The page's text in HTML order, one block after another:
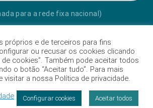
para a rede fixa nacional)
e de Cookies
de utilização
Hospitalares
próprios e de terceiros para fins
ou recusar os cookies clicando
de cookies”. Também pode aceitar todos
o botão “Aceitar tudo”. Para mais
visitar a nossa Política de privacidade.
Configurar cookies Aceitar todos